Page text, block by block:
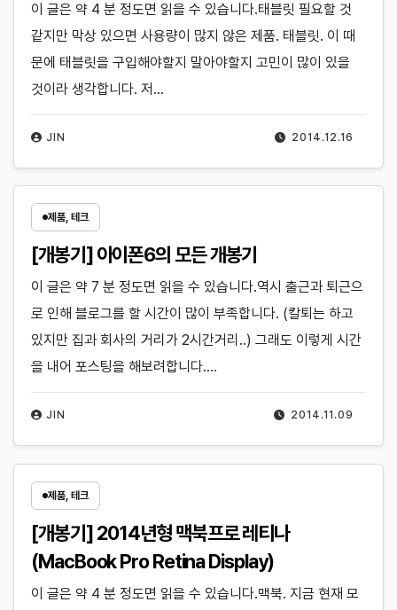
2014.12.16
JIN
이 글은 약 4 분 정도면 읽을 수 있습니다.태블릿 필요할 것
같지만 막상 있으면 사용량이 많지 않은 제품. 태블릿. 이 때
문에 태블릿을 구입해야할지 말아야할지 고민이 많이 있을
것이라 생각합니다. 저…
제품, 테크
[개봉기] 아이폰6의 모든 개봉기
2014.11.09
JIN
이 글은 약 7 분 정도면 읽을 수 있습니다.역시 출근과 퇴근으
로 인해 블로그를 할 시간이 많이 부족합니다. (칼퇴는 하고
있지만 집과 회사의 거리가 2시간거리..) 그래도 이렇게 시간
을 내어 포스팅을 해보려합니다.…
제품, 테크
[개봉기] 2014년형 맥북프로 레티나
(MacBook Pro Retina Display)
이 글은 약 4 분 정도면 읽을 수 있습니다.맥북. 지금 현재 모